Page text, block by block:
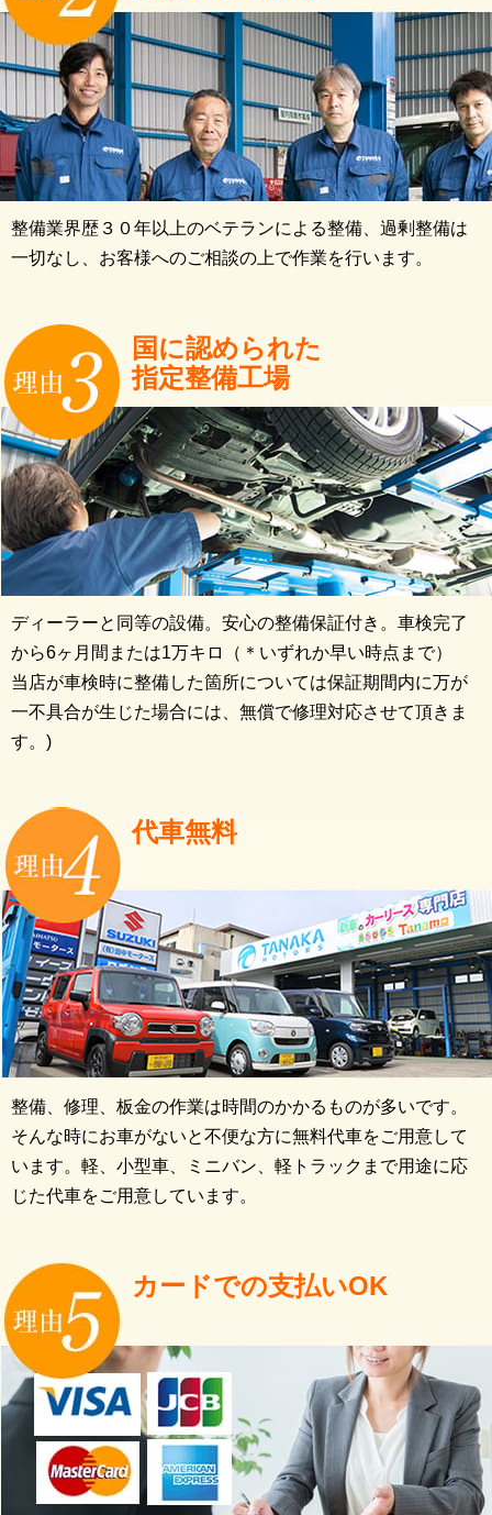
整備業界歴３０年以上のベテランによる整備、過剰整備は
一切なし、お客様へのご相談の上で作業を行います。
国に認められた
指定整備工場
ディーラーと同等の設備。安心の整備保証付き。車検完了
から6ヶ月間または1万キロ（＊いずれか早い時点まで）
当店が車検時に整備した箇所については保証期間内に万が
一不具合が生じた場合には、無償で修理対応させて頂きま
す。)
代車無料
整備、修理、板金の作業は時間のかかるものが多いです。
そんな時にお車がないと不便な方に無料代車をご用意して
います。軽、小型車、ミニバン、軽トラックまで用途に応
じた代車をご用意しています。
カードでの支払いOK